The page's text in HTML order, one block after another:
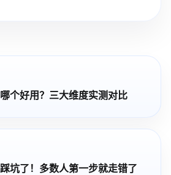
个好用？三大维度实测对比
坑了！多数人第一步就走错了